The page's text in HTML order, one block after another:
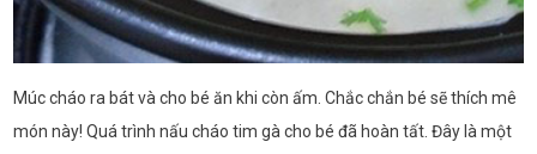
Múc cháo ra bát và cho bé ăn khi còn ấm. Chắc chắn bé sẽ thích mê
món này! Quá trình nấu cháo tim gà cho bé đã hoàn tất. Đây là một